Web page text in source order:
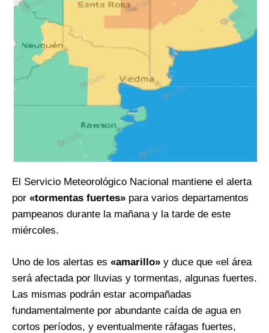
El Servicio Meteorológico Nacional mantiene el alerta
por «tormentas fuertes» para varios departamentos
pampeanos durante la mañana y la tarde de este
miércoles.
Uno de los alertas es «amarillo» y duce que «el área
será afectada por lluvias y tormentas, algunas fuertes.
Las mismas podrán estar acompañadas
fundamentalmente por abundante caída de agua en
cortos períodos, y eventualmente ráfagas fuertes,